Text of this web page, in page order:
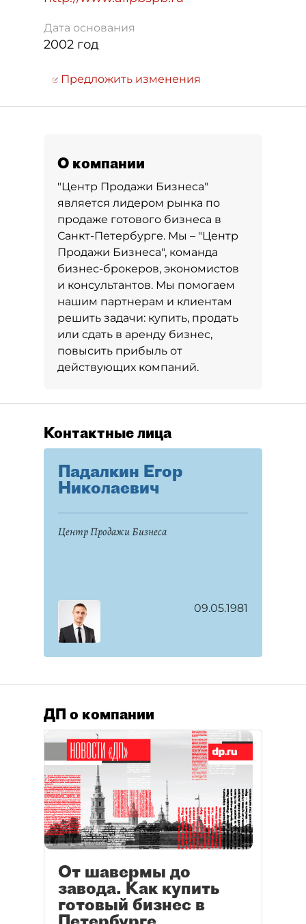
Дата основания
2002 год
Предложить изменения
О компании
"Центр Продажи Бизнеса"
является лидером рынка по
продаже готового бизнеса в
Санкт-Петербурге. Мы – "Центр
Продажи Бизнеса", команда
бизнес-брокеров, экономистов
и консультантов. Мы помогаем
нашим партнерам и клиентам
решить задачи: купить, продать
или сдать в аренду бизнес,
повысить прибыль от
действующих компаний.
Контактные лица
Падалкин Егор
Николаевич
Центр Продажи Бизнеса
09.05.1981
ДП о компании
От шавермы до
завода. Как купить
готовый бизнес в